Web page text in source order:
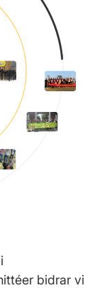
bidrar vi